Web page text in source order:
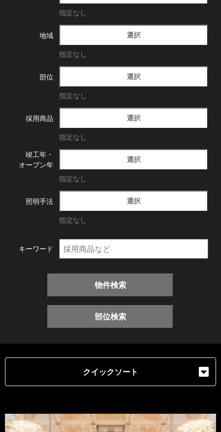
指定なし
地域 選択
指定なし
部位 選択
指定なし
採用商品 選択
指定なし
竣工年・
オープン年
選択
指定なし
照明手法 選択
指定なし
キーワード
物件検索
部位検索
クイックソート